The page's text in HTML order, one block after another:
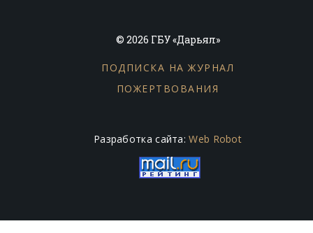
© 2026 ГБУ «Дарьял»
ПОДПИСКА НА ЖУРНАЛ
ПОЖЕРТВОВАНИЯ
Разработка сайта:Web Robot